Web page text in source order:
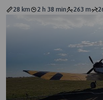
28 km 2 h 38 min 263 m